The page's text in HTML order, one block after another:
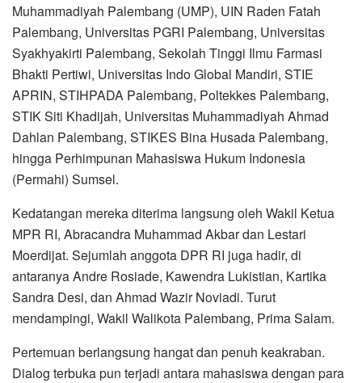
Muhammadiyah Palembang (UMP), UIN Raden Fatah
Palembang, Universitas PGRI Palembang, Universitas
Syakhyakirti Palembang, Sekolah Tinggi Ilmu Farmasi
Bhakti Pertiwi, Universitas Indo Global Mandiri, STIE
APRIN, STIHPADA Palembang, Poltekkes Palembang,
STIK Siti Khadijah, Universitas Muhammadiyah Ahmad
Dahlan Palembang, STIKES Bina Husada Palembang,
hingga Perhimpunan Mahasiswa Hukum Indonesia
(Permahi) Sumsel.
Kedatangan mereka diterima langsung oleh Wakil Ketua
MPR RI, Abracandra Muhammad Akbar dan Lestari
Moerdijat. Sejumlah anggota DPR RI juga hadir, di
antaranya Andre Rosiade, Kawendra Lukistian, Kartika
Sandra Desi, dan Ahmad Wazir Noviadi. Turut
mendampingi, Wakil Walikota Palembang, Prima Salam.
Pertemuan berlangsung hangat dan penuh keakraban.
Dialog terbuka pun terjadi antara mahasiswa dengan para